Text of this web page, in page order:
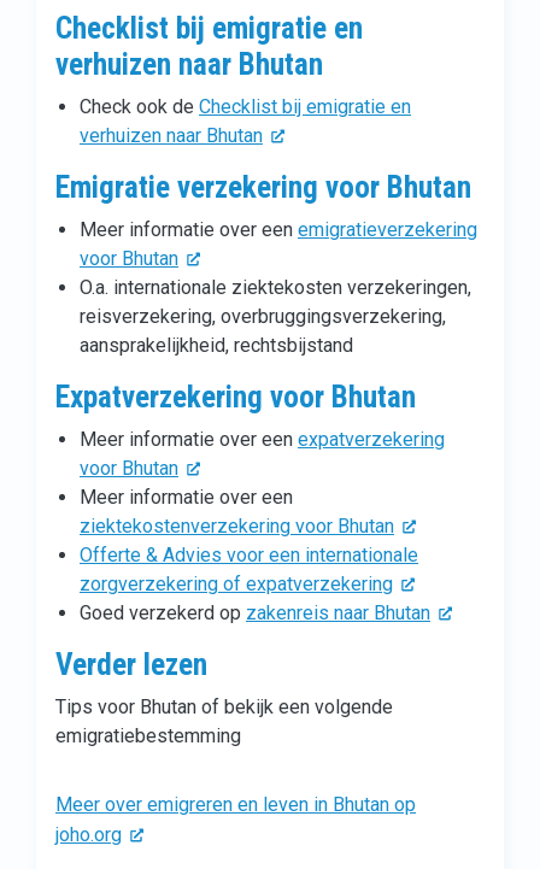
Checklist bij emigratie en
verhuizen naar Bhutan
Check ook de Checklist bij emigratie en
verhuizen naar Bhutan
Emigratie verzekering voor Bhutan
Meer informatie over een emigratieverzekering
voor Bhutan
O.a. internationale ziektekosten verzekeringen,
reisverzekering, overbruggingsverzekering,
aansprakelijkheid, rechtsbijstand
Expatverzekering voor Bhutan
Meer informatie over een expatverzekering
voor Bhutan
Meer informatie over een
ziektekostenverzekering voor Bhutan
Offerte & Advies voor een internationale
zorgverzekering of expatverzekering
Goed verzekerd op zakenreis naar Bhutan
Verder lezen
Tips voor Bhutan of bekijk een volgende
emigratiebestemming
Meer over emigreren en leven in Bhutan op
joho.org